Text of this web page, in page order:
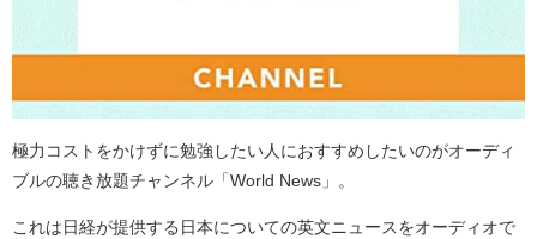
極力コストをかけずに勉強したい人におすすめしたいのがオーディ
ブルの聴き放題チャンネル「World News」。
これは日経が提供する日本についての英文ニュースをオーディオで